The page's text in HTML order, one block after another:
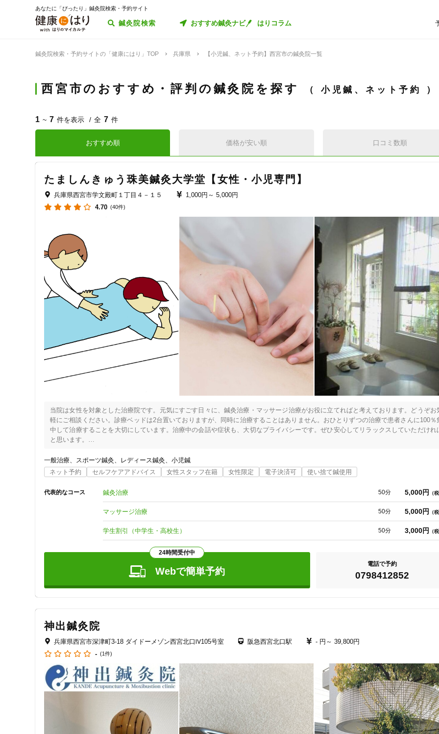
あなたに「ぴったり」鍼灸院検索・予約サイト
鍼灸院検索 おすすめ鍼灸ナビ はりコラム
鍼灸院検索・予約サイトの「健康にはり」TOP 兵庫県 【小児鍼、ネット予約】西宮市の鍼灸院一覧
西宮市のおすすめ・評判の鍼灸院を探す 小児鍼、ネット予約
1 ~ 7 件を表示 全 7 件
おすすめ順 価格が安い順 口コミ数順
たましんきゅう珠美鍼灸大学堂【女性・小児専門】
兵庫県西宮市学文殿町１丁目４－１５ 1,000円～ 5,000円
4.70 (40件)
当院は女性を対象とした治療院です。元気にすごす日々に、鍼灸治療・マッサージ治療がお役に立てればと考えております。どうぞお
軽にご相談ください。診療ベッドは2台置いておりますが、同時に治療することはありません。おひとりずつの治療で患者さんに100％
中して治療することを大切にしています。治療中の会話や症状も、大切なプライバシーです。ぜひ安心してリラックスしていただけれ
と思います。
いと感じるからです。自覚症状部分だけの治療では、一時的には症状が和らいだように見えても根本的な治療には成らず、またすぐ元の
状態に戻ってしまうことが多いです。よって当院はどのような症状で来られても全身を治療します。
一般治療 スポーツ鍼灸 レディース鍼灸
小児鍼
ネット予約
セルフケアアドバイス 女性スタッフ在籍 女性限定 電子決済可 使い捨て鍼使用
代表的なコース 鍼灸治療 50分 5,000円 （
マッサージ治療 50分 5,000円 （
学生割引（中学生・高校生） 50分 3,000円 （
24時間受付中
Webで簡単予約
電話で予約
0798412852
神出鍼灸院
兵庫県西宮市深津町3-18 ダイドーメゾン西宮北口Ⅳ105号室 阪急西宮北口駅 - 円～ 39,800円
- (1件)